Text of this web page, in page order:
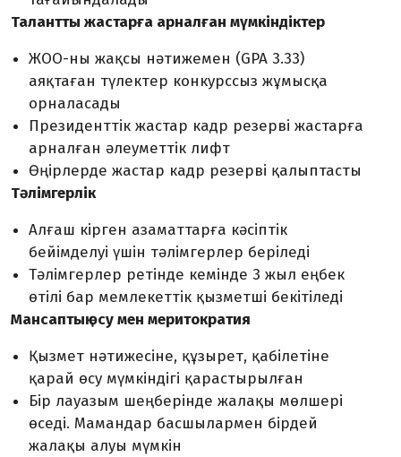
Талантты жастарға арналған мүмкіндіктер
ЖОО-ны жақсы нәтижемен (GPA 3.33)
аяқтаған түлектер конкурссыз жұмысқа
орналасады
Президенттік жастар кадр резерві жастарға
арналған әлеуметтік лифт
Өңірлерде жастар кадр резерві қалыптасты
Тәлімгерлік
Алғаш кірген азаматтарға кәсіптік
бейімделуі үшін тәлімгерлер беріледі
Тәлімгерлер ретінде кемінде 3 жыл еңбек
өтілі бар мемлекеттік қызметші бекітіледі
Мансаптық өсу мен меритократия
Қызмет нәтижесіне, құзырет, қабілетіне
қарай өсу мүмкіндігі қарастырылған
Бір лауазым шеңберінде жалақы мөлшері
өседі. Мамандар басшылармен бірдей
жалақы алуы мүмкін